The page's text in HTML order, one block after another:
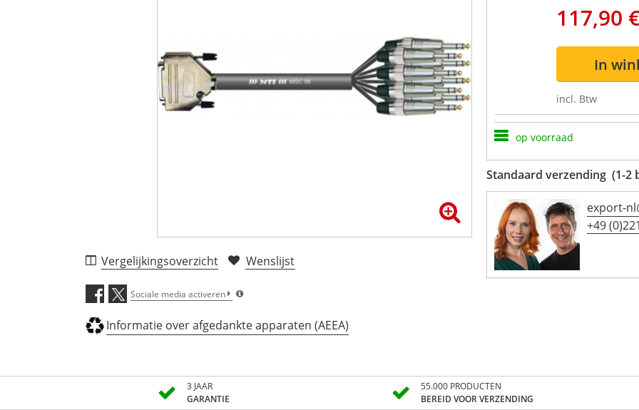
Vergelijkingsoverzicht Wenslijst
Sociale media activeren
Informatie over afgedankte apparaten (AEEA)
117,90
In
incl. Btw
op voorraad
Standaard verzending (1-2
export-
+49
3 JAAR
GARANTIE
55.000 PRODUCTEN
BEREID VOOR VERZENDING